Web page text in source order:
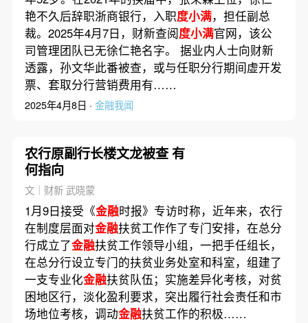
艳不久后辞职浙商银行，入职度小满，担任副总
裁。2025年4月7日，财新查阅度小满官网，该公
司管理团队已无徐仁艳名字。 据业内人士向财新
透露，孙文华此番被查，或与任职分行期间虚开发
票、套取分行营销费用有……
2025年4月8日 · 金融我闻
农行原副行长楼文龙被查 有
何指向
文｜财新 武晓蒙
1月9日接受《金融时报》专访时称，近年来，农行
在制度层面对金融扶贫工作作了专门安排，在总分
行成立了金融扶贫工作领导小组，一把手任组长，
在总分行设立专门的扶贫业务处室和科室，组建了
一支专业化金融扶贫队伍；实施差异化考核，对贫
困地区行，淡化盈利要求，突出履行社会责任和市
场地位考核，调动金融扶贫工作的积极……